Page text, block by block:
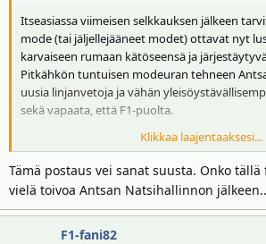
Itseasiassa viimeisen selkkauksen jälkeen
mode (tai jäljellejääneet modet) ottavat nyt
karvaiseen rumaan kätöseensä ja
Pitkähkön tuntuisen modeuran tehneen
uusia linjanvetoja ja vähän
sekä vapaata, että F1-puolta.
http://www.f1-forum.fi/vb/
peruslinja löytyy tästä, mutta seuraavat
kaipaavat hiukan joko lievennystä/poistoa tai
----------
Klikkaa laajentaaksesi...
Tämä postaus vei sanat suusta. Onko
vielä toivoa Antsan Natsihallinnon
F1-fani82